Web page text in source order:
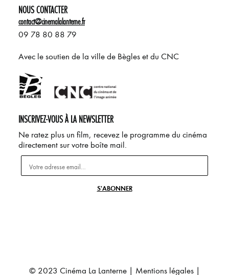
NOUS CONTACTER
contact@cinemalalanterne.fr
09 78 80 88 79
Avec le soutien de la ville de Bègles et du CNC
INSCRIVEZ-VOUS À LA NEWSLETTER
Ne ratez plus un film, recevez le programme du cinéma
directement sur votre boîte mail.
© 2023 Cinéma La Lanterne | Mentions légales|